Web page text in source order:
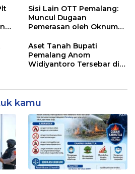
Berjalan
Sisi Lain OTT Pemalang:
Muncul Dugaan
Pemerasan oleh Oknum
Aset Tanah Bupati
Pemalang Anom
Widiyantoro Tersebar di
kamu